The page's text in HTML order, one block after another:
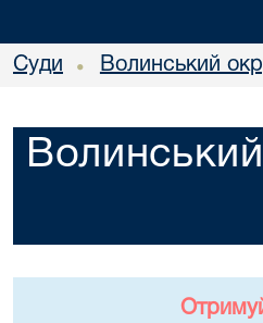
Суди • Волинський